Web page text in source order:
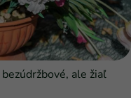
ale žiaľ